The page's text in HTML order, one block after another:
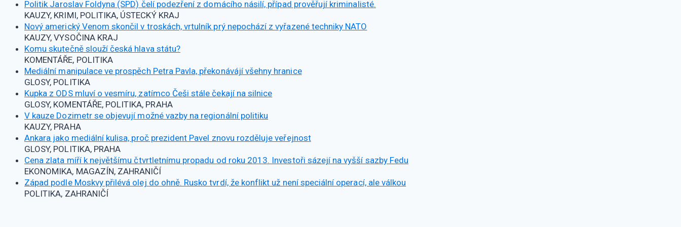
Politik Jaroslav Foldyna (SPD) čelí podezření z domácího násilí, případ prověřují kriminalisté.
KAUZY, KRIMI, POLITIKA, ÚSTECKÝ KRAJ
Nový americký Venom skončil v troskách, vrtulník prý nepochází z vyřazené techniky NATO
KAUZY, VYSOČINA KRAJ
Komu skutečně slouží česká hlava státu?
KOMENTÁŘE, POLITIKA
Mediální manipulace ve prospěch Petra Pavla, překonávájí všehny hranice
GLOSY, POLITIKA
Kupka z ODS mluví o vesmíru, zatímco Češi stále čekají na silnice
GLOSY, KOMENTÁŘE, POLITIKA, PRAHA
V kauze Dozimetr se objevují možné vazby na regionální politiku
KAUZY, PRAHA
Ankara jako mediální kulisa, proč prezident Pavel znovu rozděluje veřejnost
GLOSY, POLITIKA, PRAHA
Cena zlata míří k největšímu čtvrtletnímu propadu od roku 2013. Investoři sázejí na vyšší sazby Fedu
EKONOMIKA, MAGAZÍN, ZAHRANIČÍ
Západ podle Moskvy přilévá olej do ohně. Rusko tvrdí, že konflikt už není speciální operací, ale válkou
POLITIKA, ZAHRANIČÍ